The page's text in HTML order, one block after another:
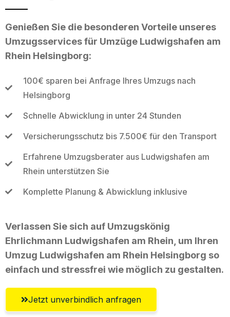
Genießen Sie die besonderen Vorteile unseres
Umzugsservices für Umzüge Ludwigshafen am
Rhein Helsingborg:
100€ sparen bei Anfrage Ihres Umzugs nach
Helsingborg
Schnelle Abwicklung in unter 24 Stunden
Versicherungsschutz bis 7.500€ für den Transport
Erfahrene Umzugsberater aus Ludwigshafen am
Rhein unterstützen Sie
Komplette Planung & Abwicklung inklusive
Verlassen Sie sich auf Umzugskönig
Ehrlichmann Ludwigshafen am Rhein, um Ihren
Umzug Ludwigshafen am Rhein Helsingborg so
einfach und stressfrei wie möglich zu gestalten.
Jetzt unverbindlich anfragen